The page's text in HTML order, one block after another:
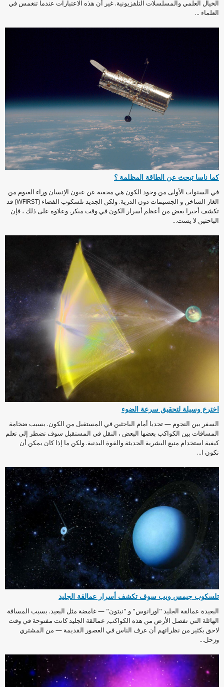
الخيال العلمي والمسلسلات التلفزيونية. غير أن هذه الاعتبارات عندما تنغمس في
العلماء ...
كما ناسا تبحث عن الطاقة المظلمة ؟
في السنوات الأولى من وجود الكون هي مخفية عن عيون الإنسان وراء الغيوم من
الغاز الساخن و الجسيمات دون الذرية. ولكن الجديد تلسكوب الفضاء (WFIRST) قد
تكشف أخيرا بعض من أعظم أسرار الكون في وقت مبكر. وعلاوة على ذلك ، فإن
الباحثين لا يست...
اخترع وسيلة لتحقيق سرعة الضوء
السفر بين النجوم — تحديا أمام الباحثين في المستقبل من الكون. بسبب ضخامة
المسافات بين الكواكب بعضها البعض ، النقل في المستقبل سوف تضطر إلى تعلم
كيفية استخدام منيع البشرية الحديثة والقوة البدنية. ولكن ما إذا كان يمكن أن
تكون ا...
تلسكوب جيمس ويب سوف تكشف أسرار عمالقة الجليد
البعيدة عمالقة الجليد "اورانوس" و "نبتون" — غامضة مثل البعيد. بسبب المسافة
الهائلة التي تفصل الأرض من هذه الكواكب, عمالقة الجليد كانت مفتوحة في وقت
لاحق بكثير من نظرائهم أن عرف الناس في العصور القديمة — من المشتري
وزحل...